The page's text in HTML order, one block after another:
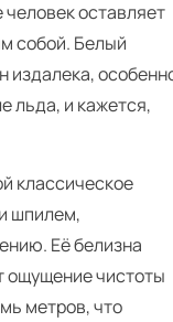
оставляет
собой. Белый
издалека,
льда, и кажется,
классическое
шпилем,
Её белизна
ощущение чистоты
метров, что